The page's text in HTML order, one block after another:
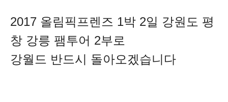
2017 올림픽프렌즈 1박 2일 강원도 평
창 강릉 팸투어 2부로
강월드 반드시 돌아오겠습니다